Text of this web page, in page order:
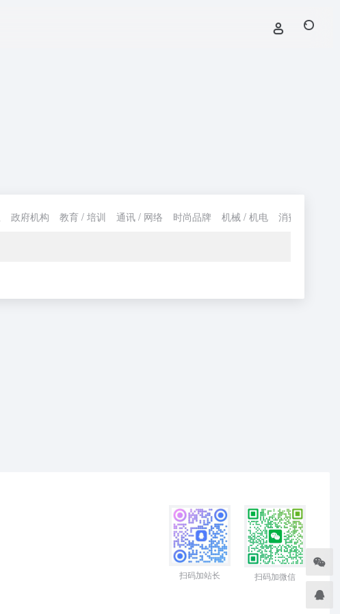
政府机构 教育 / 培训 通讯 / 网络 时尚品牌 机械 / 机电 消费 / 购物
扫码加站长 扫码加微信